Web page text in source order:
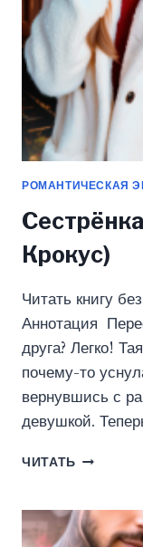
РОМАНТИЧЕСКАЯ
Крокус)
Читать книгу
Аннотация
друга? Легко!
почему-то
вернувшись с
девушкой.
ЧИТАТЬ
(ЭЙРЕНА
КРОКУС)